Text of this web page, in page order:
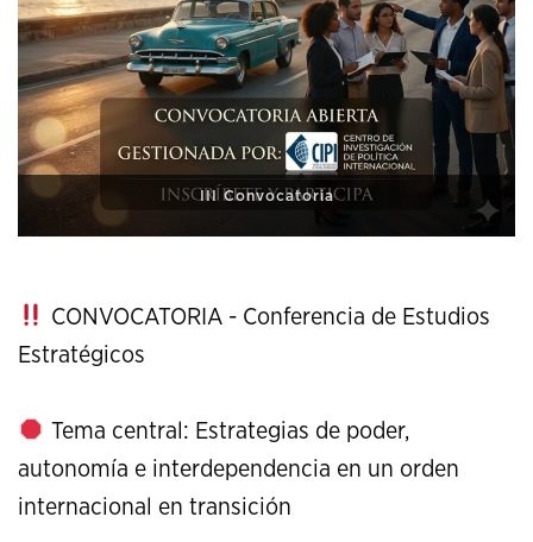
XI Conference on Strategic Studies
CONVOCATORIA - Conferencia de Estudios
Estratégicos
Tema central: Estrategias de poder,
autonomía e interdependencia en un orden
internacional en transición